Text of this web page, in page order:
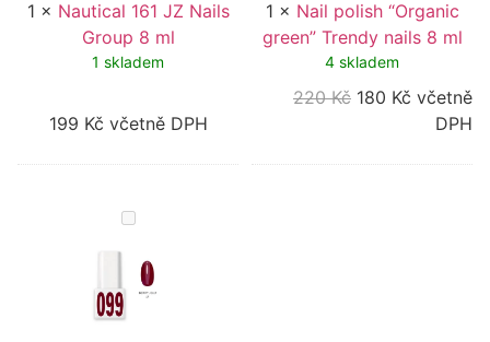
1 × Nautical 161 JZ Nails
Group 8 ml
1 skladem
199 Kč včetně DPH
1 × Nail polish “Organic
green” Trendy nails 8 ml
4 skladem
220Kč 180 Kč včetně
DPH
099
Berry
jelly
JZ
Nails
Group